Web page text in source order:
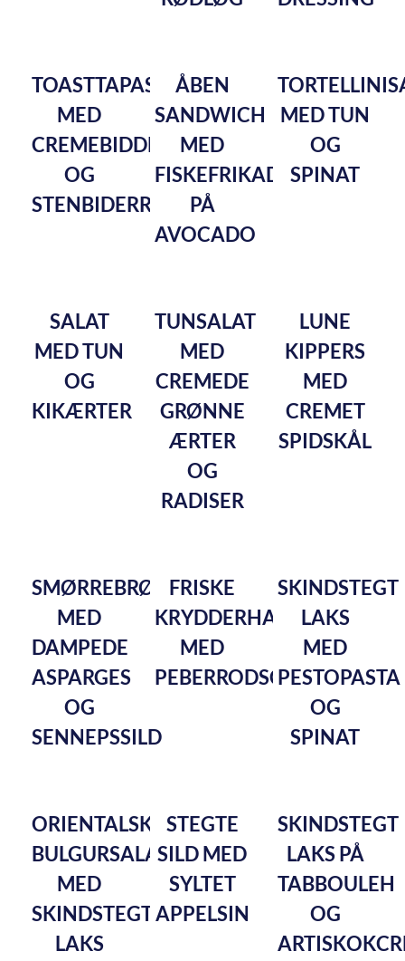
TOASTTAPAS
MED
CREMEBIDDER
OG
STENBIDERROGN
ÅBEN
SANDWICH
MED
FISKEFRIKADELLE
PÅ
AVOCADO
MED TUN
OG
SPINAT
SALAT
MED TUN
OG
KIKÆRTER
TUNSALAT
MED
CREMEDE
GRØNNE
ÆRTER
OG
RADISER
LUNE
KIPPERS
MED
CREMET
SPIDSKÅL
SMØRREBRØD
MED
DAMPEDE
ASPARGES
OG
SENNEPSSILD
FRISKE
KRYDDERHAPSERE
MED
PEBERRODSCREME
SKINDSTEGT
LAKS
MED
PESTOPASTA
OG
SPINAT
ORIENTALSK
BULGURSALAT
MED
SKINDSTEGT
LAKS
STEGTE
SILD MED
SYLTET
APPELSIN
SKINDSTEGT
LAKS PÅ
TABBOULEH
OG